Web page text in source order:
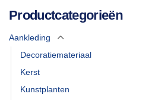
Productcategorieën
Aankleding
Decoratiemateriaal
Kerst
Kunstplanten